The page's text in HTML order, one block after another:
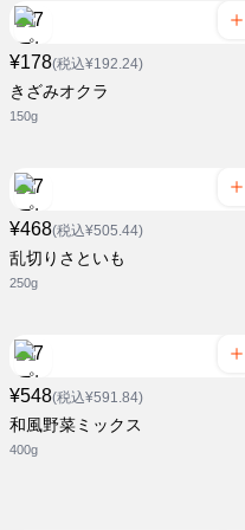
¥178(税込¥192.24)
きざみオクラ
150g
¥468(税込¥505.44)
乱切りさといも
250g
¥548(税込¥591.84)
和風野菜ミックス
400g